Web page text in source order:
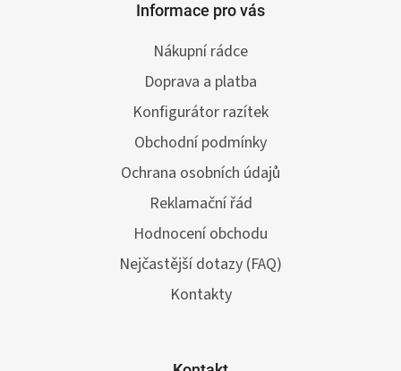
Informace pro vás
Nákupní rádce
Doprava a platba
Konfigurátor razítek
Obchodní podmínky
Ochrana osobních údajů
Reklamační řád
Hodnocení obchodu
Nejčastější dotazy (FAQ)
Kontakty